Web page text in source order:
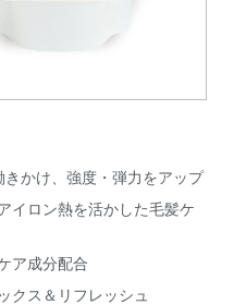
かけ、強度・弾力をアップ
イロン熱を活かした毛髪ケ
ア成分配合
クス＆リフレッシュ